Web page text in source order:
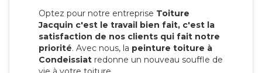
Optez pour notre entreprise Toiture
Jacquin c'est le travail bien fait, c'est la
satisfaction de nos clients qui fait notre
priorité. Avec nous, la peinture toiture à
Condeissiat redonne un nouveau souffle de